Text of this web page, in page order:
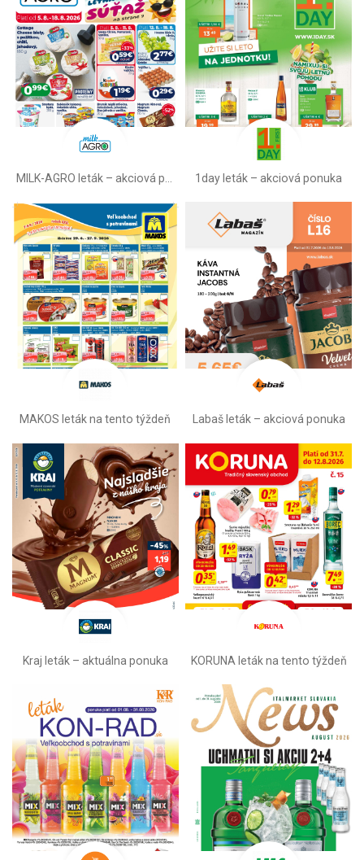
1day leták – akciová ponuka
MAKOS leták na tento týždeň Labaš leták – akciová ponuka
Kraj leták – aktuálna ponuka KORUNA leták na tento týždeň